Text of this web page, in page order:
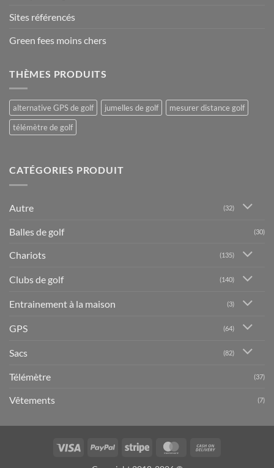
Sites référencés
Green fees moins chers
THÈMES PRODUITS
alternative GPS de golf jumelles de golf
mesurer distance golf
télémètre de golf
CATÉGORIES PRODUIT
Autre (32)
Balles de golf (30)
Chariots (135)
Clubs de golf (140)
Entrainement à la maison (3)
GPS (64)
Sacs (82)
Télémètre (37)
Vêtements (7)
Visa PayPal Stripe MasterCard